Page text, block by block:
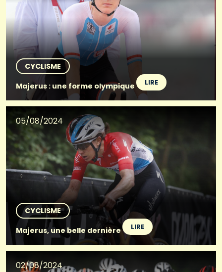
CYCLISME
Majerus : une forme olympique
LIRE
05/08/2024
CYCLISME
Majerus, une belle dernière
LIRE
02/08/2024